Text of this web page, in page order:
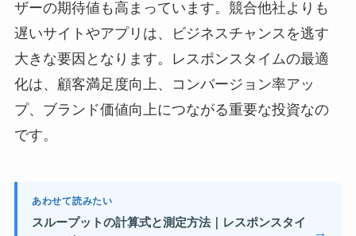
ザーの期待値も高まっています。競合他社よりも
遅いサイトやアプリは、ビジネスチャンスを逃す
大きな要因となります。レスポンスタイムの最適
化は、顧客満足度向上、コンバージョン率アッ
プ、ブランド価値向上につながる重要な投資なの
です。
あわせて読みたい
スループットの計算式と測定方法｜レスポンスタイ
→